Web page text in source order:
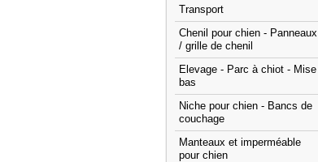
Transport
Chenil pour chien - Panneaux
/ grille de chenil
Elevage - Parc à chiot - Mise
bas
Niche pour chien - Bancs de
couchage
Manteaux et imperméable
pour chien